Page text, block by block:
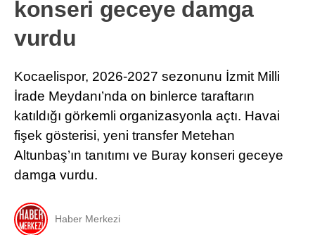
konseri geceye damga
vurdu
Kocaelispor, 2026-2027 sezonunu İzmit Milli
İrade Meydanı’nda on binlerce taraftarın
katıldığı görkemli organizasyonla açtı. Havai
fişek gösterisi, yeni transfer Metehan
Altunbaş’ın tanıtımı ve Buray konseri geceye
damga vurdu.
Haber Merkezi